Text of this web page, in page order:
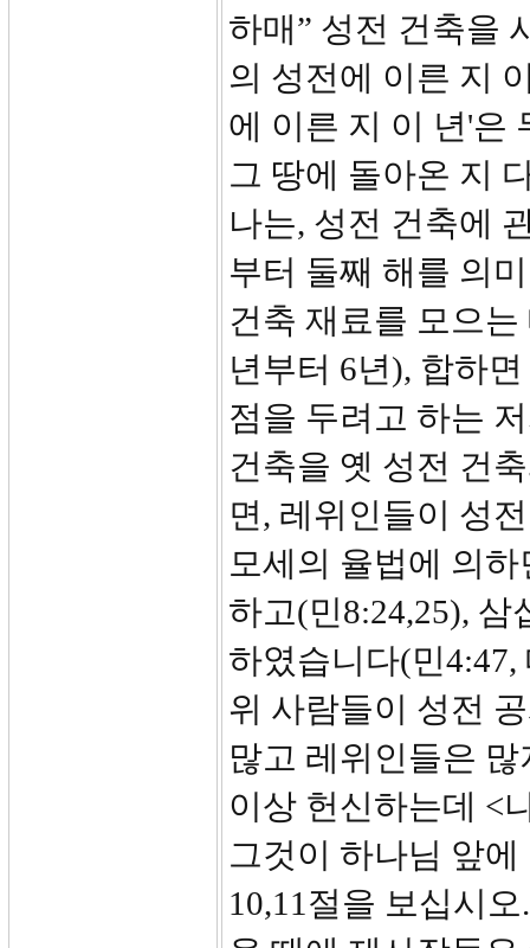
하매” 성전 건축을
의 성전에 이른 지
에 이른 지 이 년'은
그 땅에 돌아온 지
나는, 성전 건축에
부터 둘째 해를 의
건축 재료를 모으
년부터 6년), 합하
점을 두려고 하는
건축을 옛 성전 건
면, 레위인들이 성
모세의 율법에 의
하고(민8:24,25),
하였습니다(민
위 사람들이 성전
많고 레위인들은
이상 헌신하는데 <
그것이 하나님 앞
10,11절을 보십시